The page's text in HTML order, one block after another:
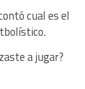
cual es el
a jugar?